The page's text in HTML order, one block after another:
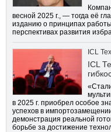
весной 2025 г., — тогда её
изданию о принципах
перспективах развития
ICL
ICL
в 2025 г. приобрел особое
успехов в
демонстрация реальной
борьбе за достижение